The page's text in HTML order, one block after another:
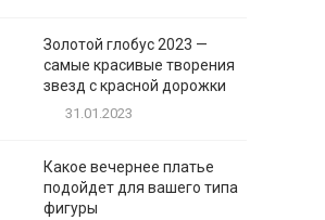
Золотой глобус 2023 —
самые красивые творения
звезд с красной дорожки
31.01.2023
Какое вечернее платье
подойдет для вашего типа
фигуры